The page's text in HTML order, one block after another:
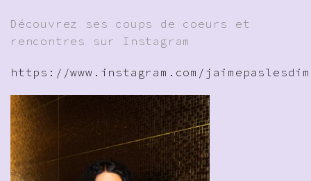
Découvrez ses coups de coeurs et
rencontres sur Instagram
https://www.instagram.com/